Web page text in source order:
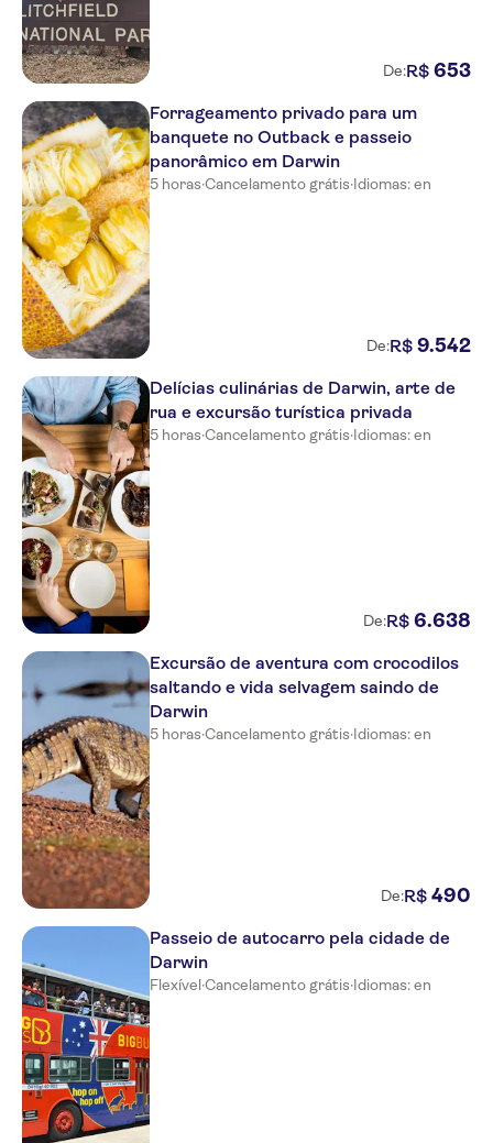
De:R$ 653
Forrageamento privado para um
banquete no Outback e passeio
panorâmico em Darwin
5 horas·Cancelamento grátis·Idiomas: en
De:R$ 9.542
Delícias culinárias de Darwin, arte de
rua e excursão turística privada
5 horas·Cancelamento grátis·Idiomas: en
De:R$ 6.638
Excursão de aventura com crocodilos
saltando e vida selvagem saindo de
Darwin
5 horas·Cancelamento grátis·Idiomas: en
De:R$ 490
Passeio de autocarro pela cidade de
Darwin
Flexível·Cancelamento grátis·Idiomas: en